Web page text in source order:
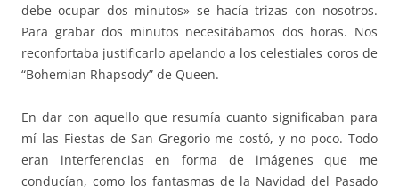
debe ocupar dos minutos» se hacía trizas con nosotros.
Para grabar dos minutos necesitábamos dos horas. Nos
reconfortaba justificarlo apelando a los celestiales coros de
“Bohemian Rhapsody” de Queen.
En dar con aquello que resumía cuanto significaban para
mí las Fiestas de San Gregorio me costó, y no poco. Todo
eran interferencias en forma de imágenes que me
conducían, como los fantasmas de la Navidad del Pasado